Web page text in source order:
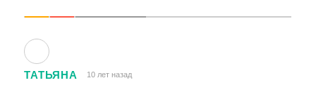
ТАТЬЯНА 10 лет назад